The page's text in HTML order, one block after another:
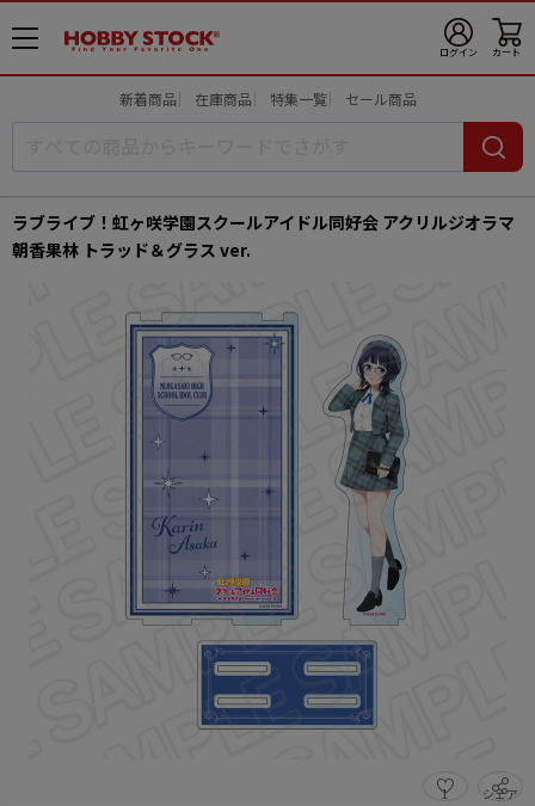
メ
ニ
ログイン カート
新着商品 在庫商品 特集一覧 セール商品
ラブライブ！虹ヶ咲学園スクールアイドル同好会 アクリルジオラマ
朝香果林 トラッド＆グラス ver.
1 シェア